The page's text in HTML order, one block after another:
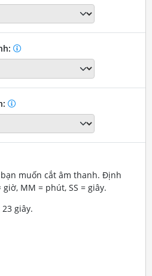
muốn cắt âm thanh. Định
MM = phút, SS = giây.
giây.